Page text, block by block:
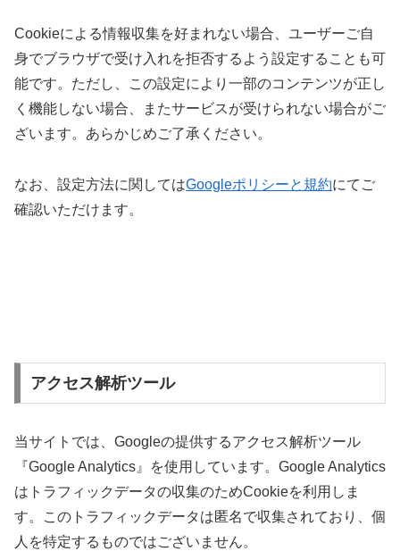
Cookieによる情報収集を好まれない場合、ユーザーご自
身でブラウザで受け入れを拒否するよう設定することも可
能です。ただし、この設定により一部のコンテンツが正し
く機能しない場合、またサービスが受けられない場合がご
ざいます。あらかじめご了承ください。
なお、設定方法に関してはGoogleポリシーと規約にてご
確認いただけます。
アクセス解析ツール
当サイトでは、Googleの提供するアクセス解析ツール
『Google Analytics』を使用しています。Google Analytics
はトラフィックデータの収集のためCookieを利用しま
す。このトラフィックデータは匿名で収集されており、個
人を特定するものではございません。